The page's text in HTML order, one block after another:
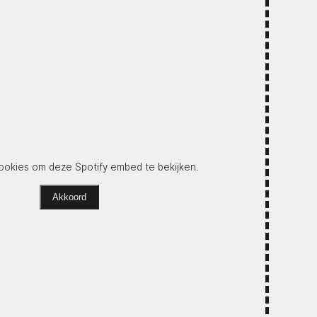
om deze Spotify embed te bekijken.
Akkoord